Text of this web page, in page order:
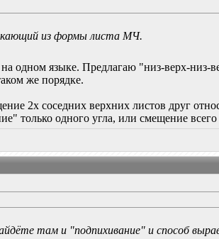
из формы листа МЧ.
одном языке. Предлагаю "низ-верх-низ-
же порядке.
2х соседних верхних листов друг
только одного угла, или смещение
там и "подпихивание" и способ